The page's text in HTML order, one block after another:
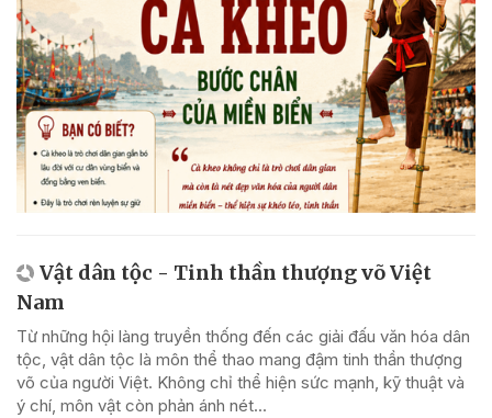
Vật dân tộc - Tinh thần thượng võ Việt
Nam
Từ những hội làng truyền thống đến các giải đấu văn hóa dân
tộc, vật dân tộc là môn thể thao mang đậm tinh thần thượng
võ của người Việt. Không chỉ thể hiện sức mạnh, kỹ thuật và
ý chí, môn vật còn phản ánh nét...